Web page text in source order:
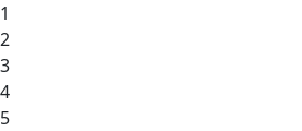
1
2
3
4
5